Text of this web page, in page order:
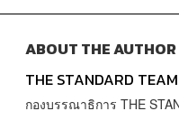
ABOUT THE AUTHOR
THE STANDARD TEAM
กองบรรณาธิการ THE